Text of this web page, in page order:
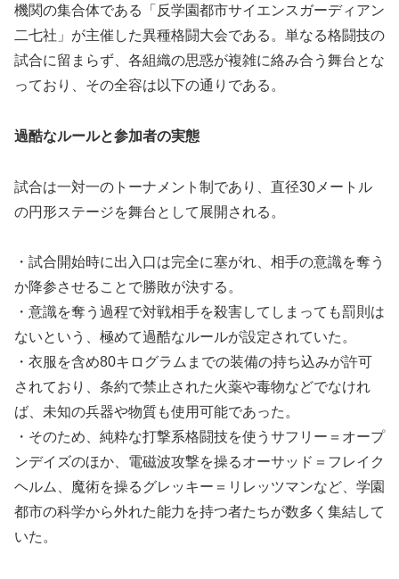
機関の集合体である「反学園都市サイエンスガーディアン
二七社」が主催した異種格闘大会である。単なる格闘技の
試合に留まらず、各組織の思惑が複雑に絡み合う舞台とな
っており、その全容は以下の通りである。
過酷なルールと参加者の実態
試合は一対一のトーナメント制であり、直径30メートル
の円形ステージを舞台として展開される。
・試合開始時に出入口は完全に塞がれ、相手の意識を奪う
か降参させることで勝敗が決する。
・意識を奪う過程で対戦相手を殺害してしまっても罰則は
ないという、極めて過酷なルールが設定されていた。
・衣服を含め80キログラムまでの装備の持ち込みが許可
されており、条約で禁止された火薬や毒物などでなけれ
ば、未知の兵器や物質も使用可能であった。
・そのため、純粋な打撃系格闘技を使うサフリー＝オープ
ンデイズのほか、電磁波攻撃を操るオーサッド＝フレイク
ヘルム、魔術を操るグレッキー＝リレッツマンなど、学園
都市の科学から外れた能力を持つ者たちが数多く集結して
いた。